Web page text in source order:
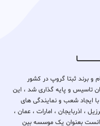
در سال 1381 تحت نام و برند ثبتا گروپ در کشور
تاسیس و پایه گذاری شد ، این
ایجاد شعب و نمایندگی های
، اذربایجان ، امارات ، عمان ،
توانست بعنوان یک موسسه بین